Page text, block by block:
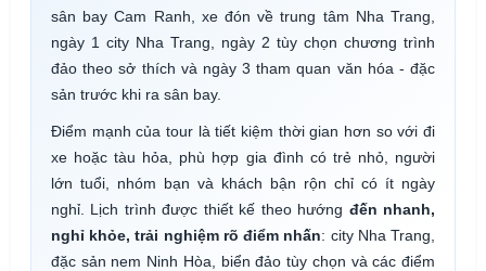
sân bay Cam Ranh, xe đón về trung tâm Nha Trang,
ngày 1 city Nha Trang, ngày 2 tùy chọn chương trình
đảo theo sở thích và ngày 3 tham quan văn hóa - đặc
sản trước khi ra sân bay.
Điểm mạnh của tour là tiết kiệm thời gian hơn so với đi
xe hoặc tàu hỏa, phù hợp gia đình có trẻ nhỏ, người
lớn tuổi, nhóm bạn và khách bận rộn chỉ có ít ngày
nghỉ. Lịch trình được thiết kế theo hướng đến nhanh,
nghỉ khỏe, trải nghiệm rõ điểm nhấn: city Nha Trang,
đặc sản nem Ninh Hòa, biển đảo tùy chọn và các điểm